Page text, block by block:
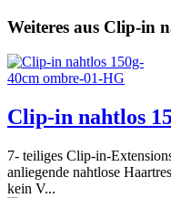
Weiteres aus Clip-in
Clip-in nahtlos
7- teiliges Clip-in-
anliegende nahtlose
kein V...